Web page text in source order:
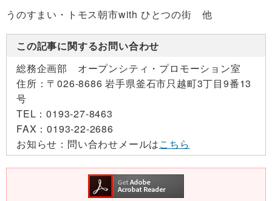
うのすまい・トモス朝市with ひとつの街 他
この記事に関するお問い合わせ
総務企画部 オープンシティ・プロモーション室
住所： 〒026-8686 岩手県釜石市只越町3丁目9番13
号
TEL：0193-27-8463
FAX：0193-22-2686
お知らせ： 問い合わせメールはこちら